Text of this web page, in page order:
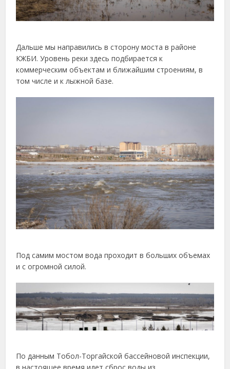
Дальше мы направились в сторону моста в районе
КЖБИ. Уровень реки здесь подбирается к
коммерческим объектам и ближайшим строениям, в
том числе и к лыжной базе.
Под самим мостом вода проходит в больших объемах
и с огромной силой.
По данным Тобол-Торгайской бассейновой инспекции,